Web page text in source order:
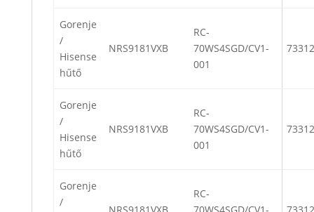
Gorenje
/
Hisense
hűtő
NRS9181VXB
RC-
70WS4SGD/CV1-
001
Gorenje
/
Hisense
hűtő
NRS9181VXB
RC-
70WS4SGD/CV1-
001
Gorenje
/
RC-